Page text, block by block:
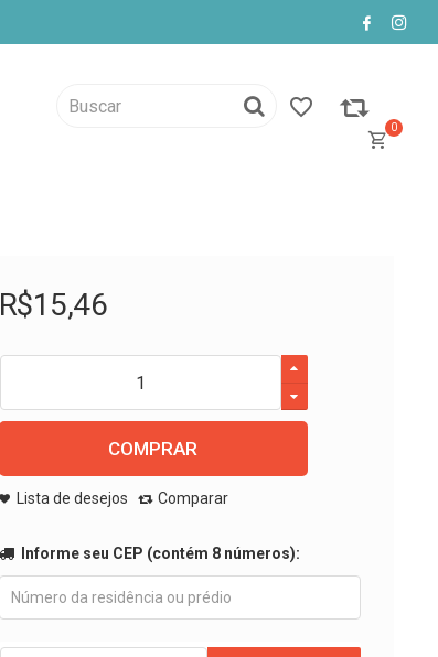
0
R$15,46
COMPRAR
Lista de desejos Comparar
Informe seu CEP (contém 8 números):